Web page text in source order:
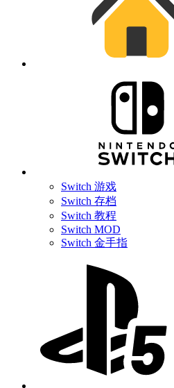
Switch 游戏
Switch 存档
Switch 教程
Switch MOD
Switch 金手指